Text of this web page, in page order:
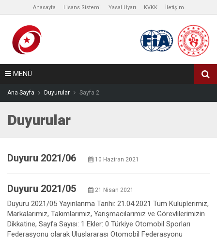
Anasayfa Lisans Sistemi Yasal Uyarı KVKK İletişim
MENÜ
Ana Sayfa Duyurular Sayfa 2
Duyurular
Duyuru 2021/06 10 Haziran 2021
Duyuru 2021/05 21 Nisan 2021
Duyuru 2021/05 Yayınlanma Tarihi: 21.04.2021 Tüm Kulüplerimiz,
Markalarımız, Takımlarımız, Yarışmacılarımız ve Görevlilerimizin
Dikkatine, Sayfa Sayısı: 1 Ekler: 0 Türkiye Otomobil Sporları
Federasyonu olarak Uluslararası Otomobil Federasyonu